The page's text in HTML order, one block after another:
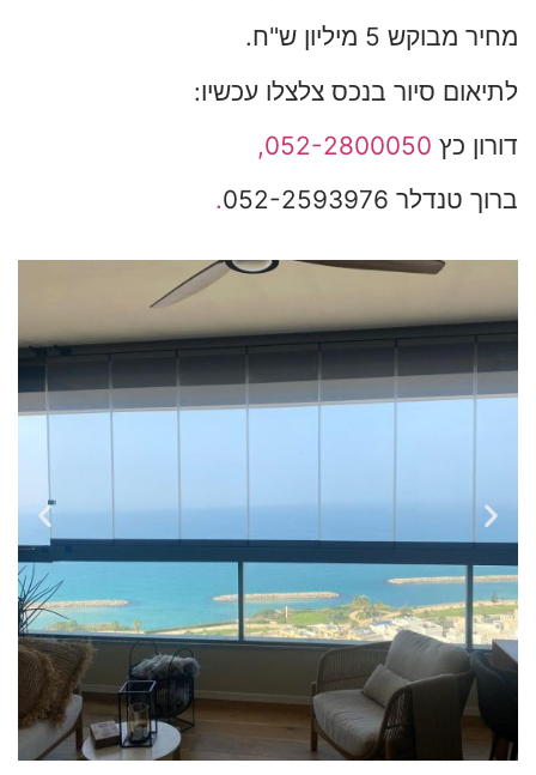
מחיר מבוקש 5 מיליון ש"ח.
לתיאום סיור בנכס צלצלו עכשיו:
דורון כץ 052-2800050
,
ברוך טנדלר 052-2593976
.